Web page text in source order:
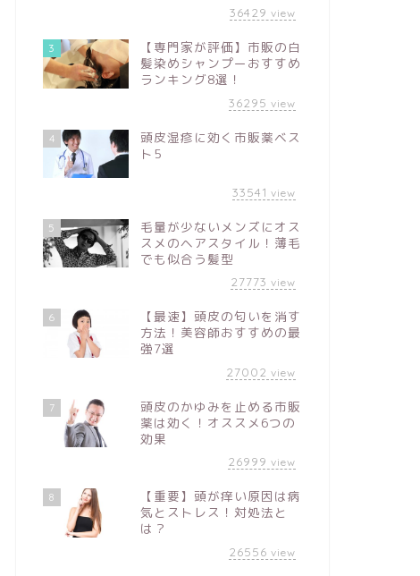
36429 view
3
【専門家が評価】市販の白
髪染めシャンプーおすすめ
ランキング8選！
36295 view
4
頭皮湿疹に効く市販薬ベス
ト5
33541 view
5
毛量が少ないメンズにオス
スメのヘアスタイル！薄毛
でも似合う髪型
27773 view
6
【最速】頭皮の匂いを消す
方法！美容師おすすめの最
強7選
27002 view
7
頭皮のかゆみを止める市販
薬は効く！オススメ6つの
効果
26999 view
8
【重要】頭が痒い原因は病
気とストレス！対処法と
は？
26556 view